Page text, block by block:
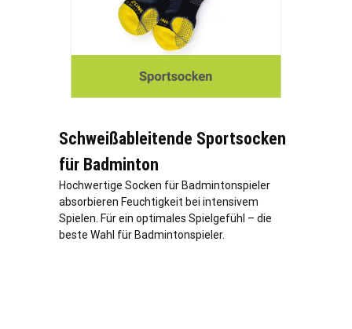
Schweißableitende Sportsocken
für Badminton
Hochwertige Socken für Badmintonspieler
absorbieren Feuchtigkeit bei intensivem
Spielen. Für ein optimales Spielgefühl – die
beste Wahl für Badmintonspieler.